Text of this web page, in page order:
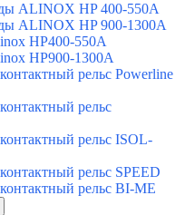
ALINOX HP 400-550A
ALINOX HP 900-1300A
HP400-550A
HP900-1300A
рельс Powerline
рельс
рельс ISOL-
рельс SPEED
рельс BI-ME